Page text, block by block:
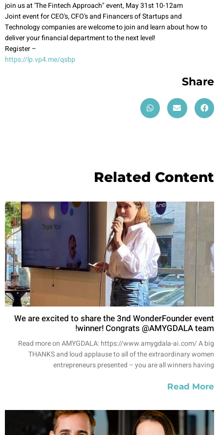
join us at 'The Fintech Approach" event, May 31st 10-12am
Joint event for CEO's, CFO's and Financers of Startups and
Technology companies are welcome to join and learn about how to
deliver your financial department to the next level!
Register –
https://lp.vp4.me/qsbp
Share
Related Content
We are excited to share the 3nd WonderFounder event
winner! Congrats @AMYGDALA team!
Read more on AMYGDALA: https://www.amygdala-ai.com/ A big
THANKS and loud applause to all of the extraordinary women
entrepreneurs presented – you are all winners having
Read More